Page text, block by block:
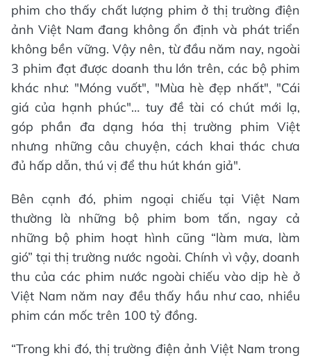
phim cho thấy chất lượng phim ở thị trường điện
ảnh Việt Nam đang không ổn định và phát triển
không bền vững. Vậy nên, từ đầu năm nay, ngoài
3 phim đạt được doanh thu lớn trên, các bộ phim
khác như: "Móng vuốt", "Mùa hè đẹp nhất", "Cái
giá của hạnh phúc"… tuy đề tài có chút mới lạ,
góp phần đa dạng hóa thị trường phim Việt
nhưng những câu chuyện, cách khai thác chưa
đủ hấp dẫn, thú vị để thu hút khán giả".
Bên cạnh đó, phim ngoại chiếu tại Việt Nam
thường là những bộ phim bom tấn, ngay cả
những bộ phim hoạt hình cũng “làm mưa, làm
gió” tại thị trường nước ngoài. Chính vì vậy, doanh
thu của các phim nước ngoài chiếu vào dịp hè ở
Việt Nam năm nay đều thấy hầu như cao, nhiều
phim cán mốc trên 100 tỷ đồng.
“Trong khi đó, thị trường điện ảnh Việt Nam trong